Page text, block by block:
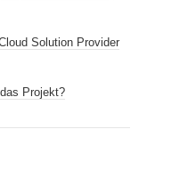
Solution Provider
Projekt?